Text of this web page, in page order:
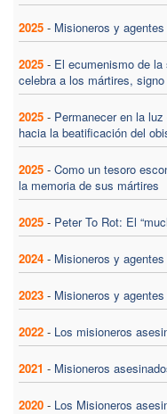
2025 - Misioneros y
2025 - El ecumenismo de
celebra a los mártires,
2025 - Permanecer en la
hacia la beatificación del
2025 - Como un tesoro
la memoria de sus mártires
2025 - Peter To Rot: El
2024 - Misioneros y
2023 - Misioneros y
2022 - Los misioneros
2021 - Misioneros
2020 - Los Misioneros